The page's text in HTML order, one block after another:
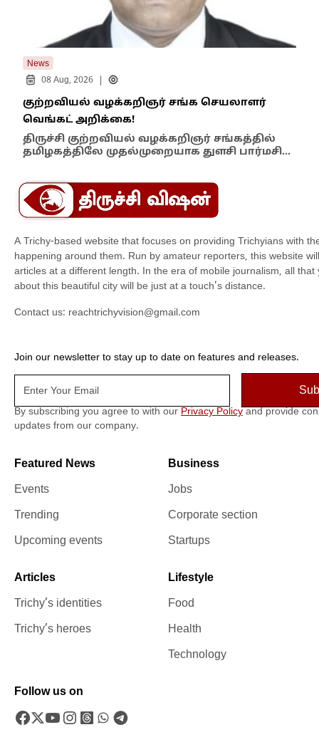
News
08 Aug, 2026
குற்றவியல் வழக்கறிஞர் சங்க செயலாளர்
வெங்கட் அறிக்கை!
திருச்சி குற்றவியல் வழக்கறிஞர் சங்கத்தில்
தமிழகத்திலே முதல்முறையாக துளசி பார்மசி…
A Trichy-based website that focuses on providing Trichyians with
happening around them. Run by amateur reporters, this website
articles at a different length. In the era of mobile journalism, all that
about this beautiful city will be just at a touch's distance.
Contact us: reachtrichyvision@gmail.com
Join our newsletter to stay up to date on features and releases.
By subscribing you agree to with our Privacy Policy and provide
updates from our company.
Featured News
Events
Trending
Upcoming events
Business
Jobs
Corporate section
Startups
Articles
Trichy’s identities
Trichy’s heroes
Lifestyle
Food
Health
Technology
Follow us on